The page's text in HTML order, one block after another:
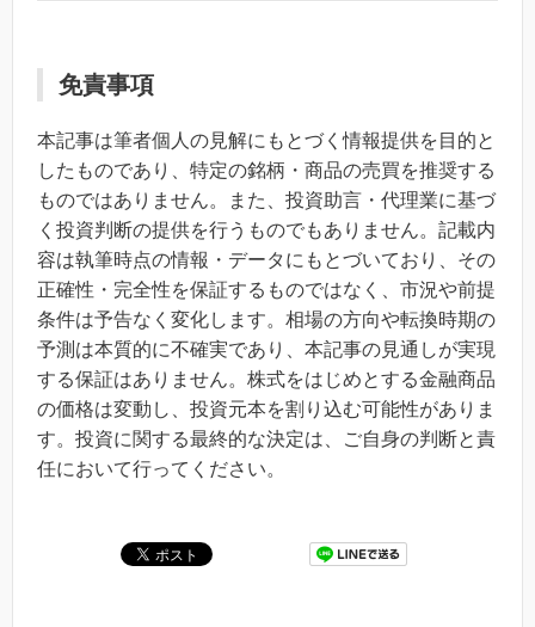
免責事項
本記事は筆者個人の見解にもとづく情報提供を目的と
したものであり、特定の銘柄・商品の売買を推奨する
ものではありません。また、投資助言・代理業に基づ
く投資判断の提供を行うものでもありません。記載内
容は執筆時点の情報・データにもとづいており、その
正確性・完全性を保証するものではなく、市況や前提
条件は予告なく変化します。相場の方向や転換時期の
予測は本質的に不確実であり、本記事の見通しが実現
する保証はありません。株式をはじめとする金融商品
の価格は変動し、投資元本を割り込む可能性がありま
す。投資に関する最終的な決定は、ご自身の判断と責
任において行ってください。